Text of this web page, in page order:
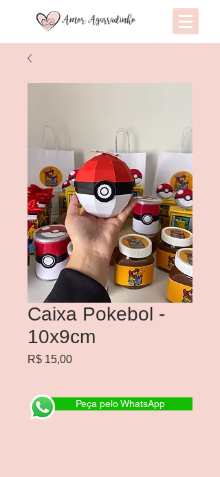
Caixa Pokebol -
10x9cm
R$ 15,00Preço
Peça pelo WhatsApp